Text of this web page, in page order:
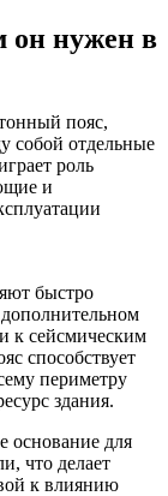
он нужен в
пояс,
собой отдельные
роль
и
быстро
к сейсмическим
способствует
периметру
здания.
основание для
что делает
к влиянию